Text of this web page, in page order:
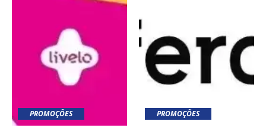
PROMOÇÕES PROMOÇÕES